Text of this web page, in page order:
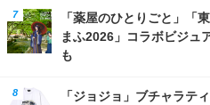
「薬屋のひとりごと」「
まふ2026」コラボビジュ
も
「ジョジョ」ブチャラテ